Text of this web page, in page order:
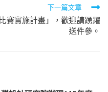
下一篇文章
賽實施計畫」，歡迎請踴躍
送件參。